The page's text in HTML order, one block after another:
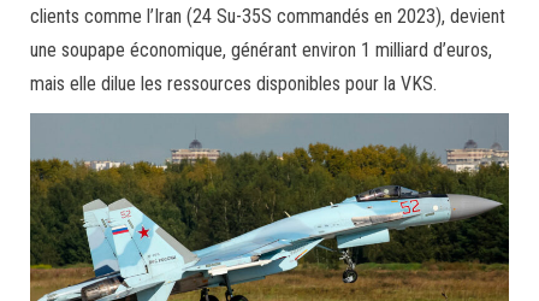
clients comme l’Iran (24 Su-35S commandés en 2023), devient
une soupape économique, générant environ 1 milliard d’euros,
mais elle dilue les ressources disponibles pour la VKS.